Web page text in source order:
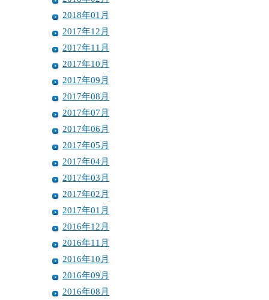
2018年01月
2017年12月
2017年11月
2017年10月
2017年09月
2017年08月
2017年07月
2017年06月
2017年05月
2017年04月
2017年03月
2017年02月
2017年01月
2016年12月
2016年11月
2016年10月
2016年09月
2016年08月